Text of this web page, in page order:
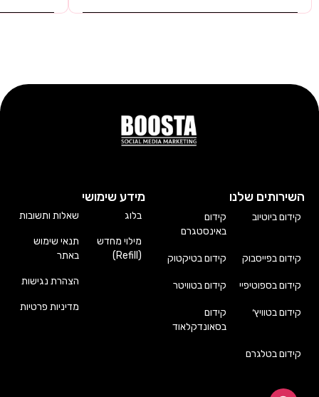
השירותים שלנו
קידום ביוטיוב
קידום
באינסטגרם
קידום בפייסבוק קידום בטיקטוק
קידום בספוטיפיי קידום בטוויטר
קידום בטוויץ׳
קידום
בסאונדקלאוד
קידום בטלגרם
מידע שימושי
בלוג
מילוי מחדש
(Refill)
שאלות ותשובות
תנאי שימוש
באתר
הצהרת נגישות
מדיניות פרטיות